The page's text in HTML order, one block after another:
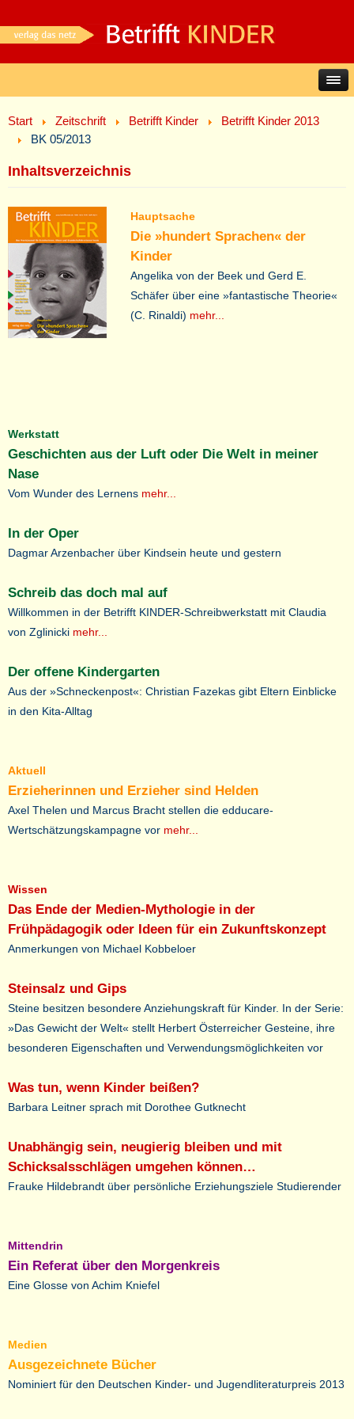
Start Zeitschrift Betrifft Kinder
Betrifft Kinder 2013
BK 05/2013
Inhaltsverzeichnis
Hauptsache
Die »hundert Sprachen« der
Kinder
Angelika von der Beek und Gerd E.
Schäfer über eine »fantastische Theorie«
(C. Rinaldi) mehr...
Werkstatt
Geschichten aus der Luft oder Die Welt in meiner
Nase
Vom Wunder des Lernens mehr...
In der Oper
Dagmar Arzenbacher über Kindsein heute und gestern
Schreib das doch mal auf
Willkommen in der Betrifft KINDER-Schreibwerkstatt mit Claudia
von Zglinicki mehr...
Der offene Kindergarten
Aus der »Schneckenpost«: Christian Fazekas gibt Eltern Einblicke
in den Kita-Alltag
Aktuell
Erzieherinnen und Erzieher sind Helden
Axel Thelen und Marcus Bracht stellen die edducare-
Wertschätzungskampagne vor mehr...
Wissen
Das Ende der Medien-Mythologie in der
Frühpädagogik oder Ideen für ein Zukunftskonzept
Anmerkungen von Michael Kobbeloer
Steinsalz und Gips
Steine besitzen besondere Anziehungskraft für Kinder. In der Serie:
»Das Gewicht der Welt« stellt Herbert Österreicher Gesteine, ihre
besonderen Eigenschaften und Verwendungsmöglichkeiten vor
Was tun, wenn Kinder beißen?
Barbara Leitner sprach mit Dorothee Gutknecht
Unabhängig sein, neugierig bleiben und mit
Schicksalsschlägen umgehen können…
Frauke Hildebrandt über persönliche Erziehungsziele Studierender
Mittendrin
Ein Referat über den Morgenkreis
Eine Glosse von Achim Kniefel
Medien
Ausgezeichnete Bücher
Nominiert für den Deutschen Kinder- und Jugendliteraturpreis 2013